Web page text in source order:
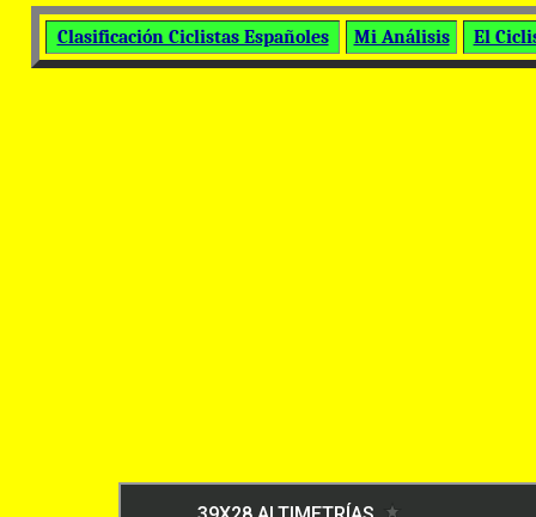
Clasificación Ciclistas Españoles Mi Análisis El